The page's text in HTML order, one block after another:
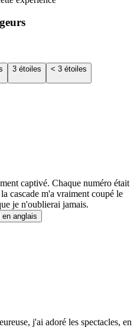
3 étoiles < 3 étoiles
captivé. Chaque numéro était
cascade m'a vraiment coupé le
je n'oublierai jamais.
anglais
j'ai adoré les spectacles, en